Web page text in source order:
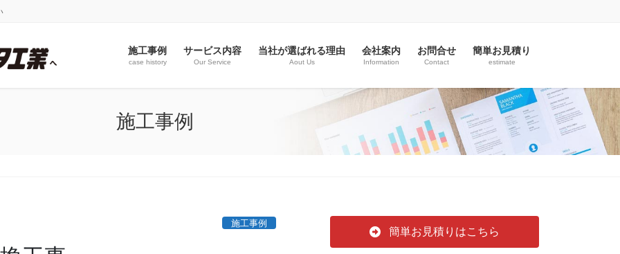
施工事例
case history
サービス内容
Our Service
当社が選ばれる理由
Aout Us
会社案内
Information
お問合せ
Contact
簡単お見積り
estimate
施工事例
施工事例
簡単お見積りはこちら